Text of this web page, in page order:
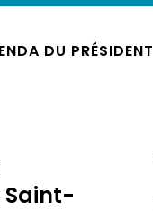
DU PRÉSIDENT
Saint-